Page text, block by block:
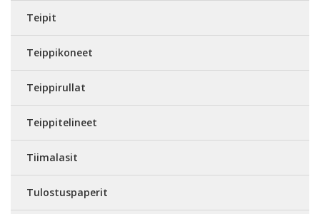
Teipit
Teippikoneet
Teippirullat
Teippitelineet
Tiimalasit
Tulostuspaperit